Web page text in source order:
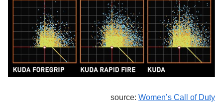
source: Women’s Call of Duty